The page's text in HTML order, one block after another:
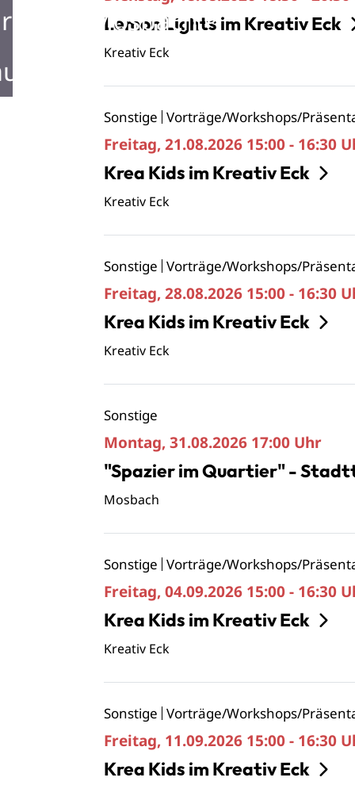
in Mosbach
in Mosbach
Lemon Lights im Kreativ Eck
Kreativ Eck
Sonstige Vorträge/Workshops/
Freitag, 21.08.2026 15:00 - 16:30
Krea Kids im Kreativ Eck
Kreativ Eck
Sonstige Vorträge/Workshops/
Freitag, 28.08.2026 15:00 - 16:30
Krea Kids im Kreativ Eck
Kreativ Eck
Sonstige
Montag, 31.08.2026 17:00 Uhr
"Spazier im Quartier" -
Mosbach
Sonstige Vorträge/Workshops/
Freitag, 04.09.2026 15:00 - 16:30
Krea Kids im Kreativ Eck
Kreativ Eck
Sonstige Vorträge/Workshops/
Freitag, 11.09.2026 15:00 - 16:30
Krea Kids im Kreativ Eck